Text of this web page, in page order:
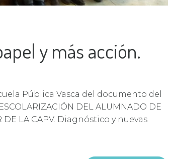
y más acción.
Pública Vasca del documento del
DEL ALUMNADO DE
DE LA CAPV. Diagnóstico y nuevas